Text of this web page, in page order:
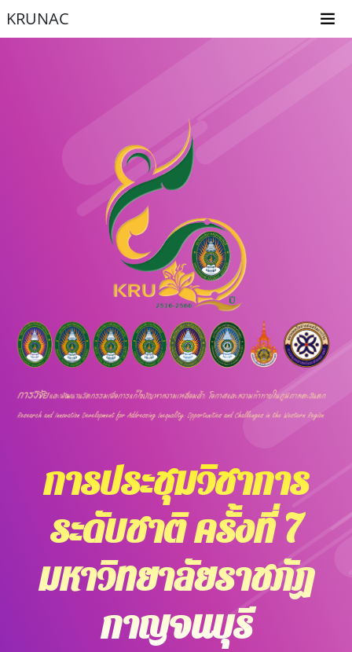
KRUNAC
การประชุมวิชาการ
ระดับชาติ ครั้งที่ 7
มหาวิทยาลัยราชภัฏ
กาญจนบุรี